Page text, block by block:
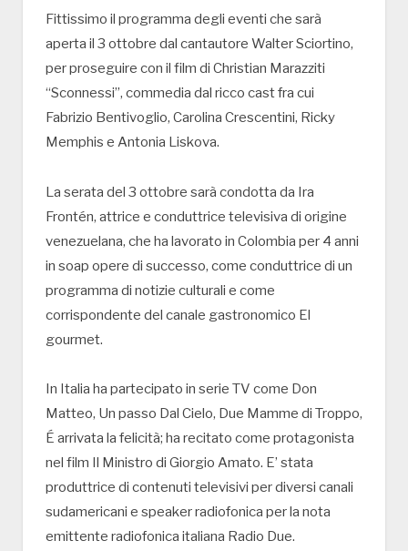
Fittissimo il programma degli eventi che sarà
aperta il 3 ottobre dal cantautore Walter Sciortino,
per proseguire con il film di Christian Marazziti
“Sconnessi”, commedia dal ricco cast fra cui
Fabrizio Bentivoglio, Carolina Crescentini, Ricky
Memphis e Antonia Liskova.
La serata del 3 ottobre sarà condotta da Ira
Frontén, attrice e conduttrice televisiva di origine
venezuelana, che ha lavorato in Colombia per 4 anni
in soap opere di successo, come conduttrice di un
programma di notizie culturali e come
corrispondente del canale gastronomico El
gourmet.
In Italia ha partecipato in serie TV come Don
Matteo, Un passo Dal Cielo, Due Mamme di Troppo,
É arrivata la felicità; ha recitato come protagonista
nel film Il Ministro di Giorgio Amato. E’ stata
produttrice di contenuti televisivi per diversi canali
sudamericani e speaker radiofonica per la nota
emittente radiofonica italiana Radio Due.